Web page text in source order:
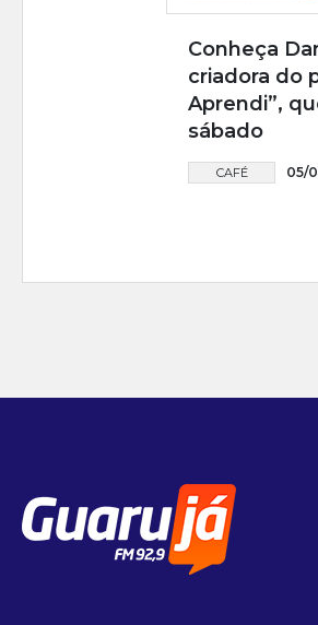
Conheça
criadora do
Aprendi”,
sábado
CAFÉ 05/